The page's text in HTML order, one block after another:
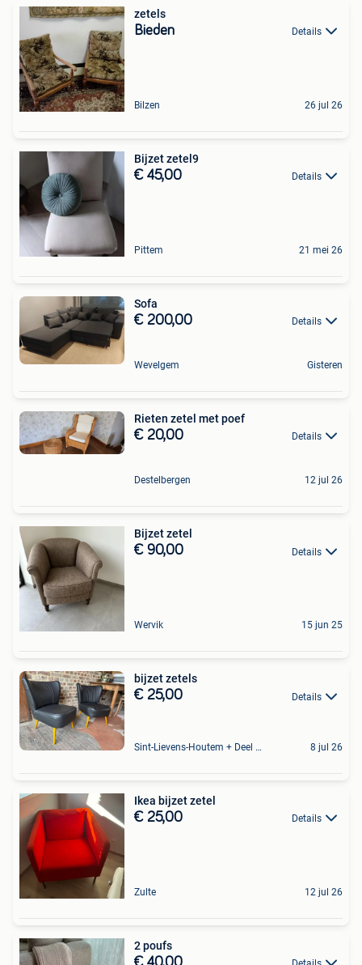
zetels
Bieden Details
Bilzen 26 jul 26
Bijzet zetel9
€ 45,00 Details
Pittem 21 mei 26
Sofa
€ 200,00 Details
Wevelgem Gisteren
Rieten zetel met poef
€ 20,00 Details
Destelbergen 12 jul 26
Bijzet zetel
€ 90,00 Details
Wervik 15 jun 25
bijzet zetels
€ 25,00 Details
Sint-Lievens-Houtem + Deel Oombergen 8 jul 26
Ikea bijzet zetel
€ 25,00 Details
Zulte 12 jul 26
2 poufs